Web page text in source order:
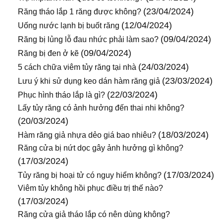
Răng tháo lắp 1 răng được không? (23/04/2024)
Uống nước lạnh bị buốt răng (12/04/2024)
Răng bị lủng lỗ đau nhức phải làm sao? (09/04/2024)
Răng bị đen ở kẽ (09/04/2024)
5 cách chữa viêm tủy răng tại nhà (24/03/2024)
Lưu ý khi sử dụng keo dán hàm răng giả (23/03/2024)
Phục hình tháo lắp là gì? (22/03/2024)
Lấy tủy răng có ảnh hưởng đến thai nhi không?
(20/03/2024)
Hàm răng giả nhựa dẻo giá bao nhiêu? (18/03/2024)
Răng cửa bị nứt dọc gây ảnh hưởng gì không?
(17/03/2024)
Tủy răng bị hoại tử có nguy hiểm không? (17/03/2024)
Viêm tủy không hồi phục điều trị thế nào?
(17/03/2024)
Răng cửa giả tháo lắp có nên dùng không?